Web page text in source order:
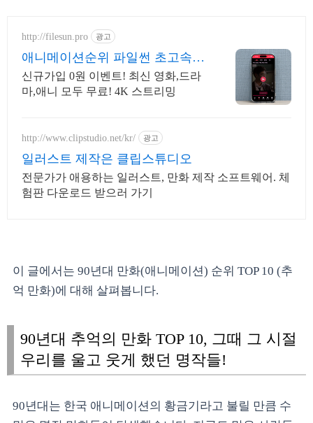
http://filesun.pro 광고
애니메이션순위 파일썬 초고속,
4K 실시간 보기!
신규가입 0원 이벤트! 최신 영화,드라
마,애니 모두 무료! 4K 스트리밍
http://www.clipstudio.net/kr/ 광고
일러스트 제작은 클립스튜디오
전문가가 애용하는 일러스트, 만화 제작 소프트웨어. 체
험판 다운로드 받으러 가기
이 글에서는 90년대 만화(애니메이션) 순위 TOP 10 (추
억 만화)에 대해 살펴봅니다.
90년대 추억의 만화 TOP 10, 그때 그 시절
우리를 울고 웃게 했던 명작들!
90년대는 한국 애니메이션의 황금기라고 불릴 만큼 수